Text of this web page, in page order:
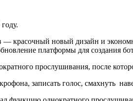
красочный новый дизайн и
платформы для создания
прослушивания, после
записать голос, смахнуть